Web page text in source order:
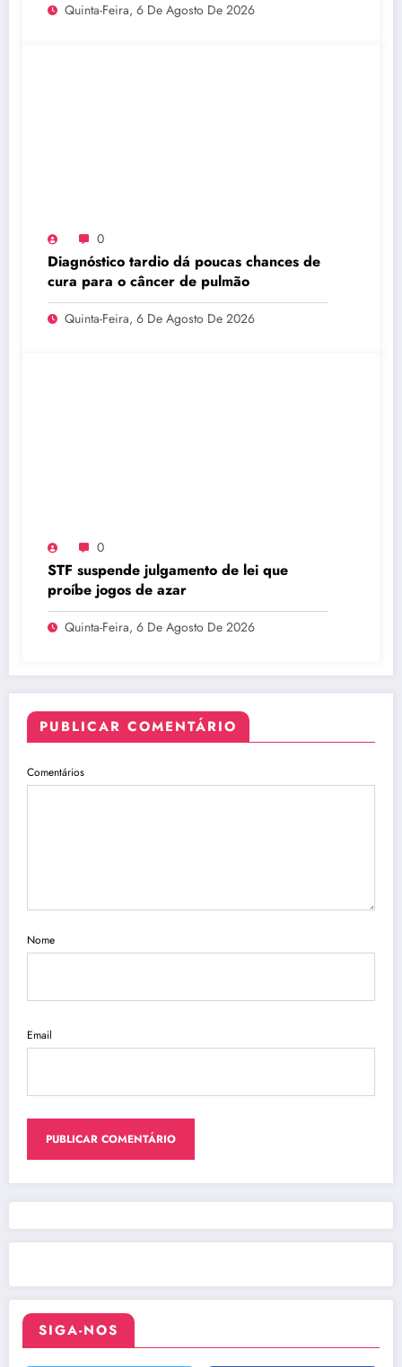
SIGA-NOS
Quinta-Feira, 6 De Agosto De 2026
0
Diagnóstico tardio dá poucas chances de
cura para o câncer de pulmão
Quinta-Feira, 6 De Agosto De 2026
0
STF suspende julgamento de lei que
proíbe jogos de azar
Quinta-Feira, 6 De Agosto De 2026
PUBLICAR COMENTÁRIO
Comentários
Nome
Email